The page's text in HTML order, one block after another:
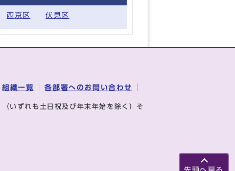
西京区 伏見区
組織一覧 各部署へのお問い合わせ
（いずれも土日祝及び年末年始を除く）そ